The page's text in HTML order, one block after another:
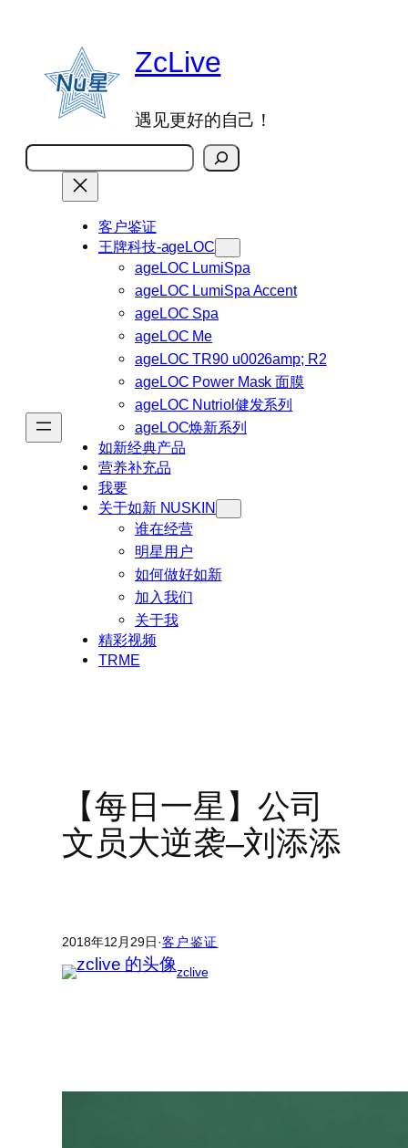
ZcLive
遇见更好的自己！
搜
索
客户鉴证
王牌科技-ageLOC
ageLOC LumiSpa
ageLOC LumiSpa Accent
ageLOC Spa
ageLOC Me
ageLOC TR90 u0026amp; R2
ageLOC Power Mask 面膜
ageLOC Nutriol健发系列
ageLOC焕新系列
如新经典产品
营养补充品
我要
关于如新 NUSKIN
谁在经营
明星用户
如何做好如新
加入我们
关于我
精彩视频
TRME
【每日一星】公司
文员大逆袭–刘添添
2018年12月29日·客户鉴证
zclive